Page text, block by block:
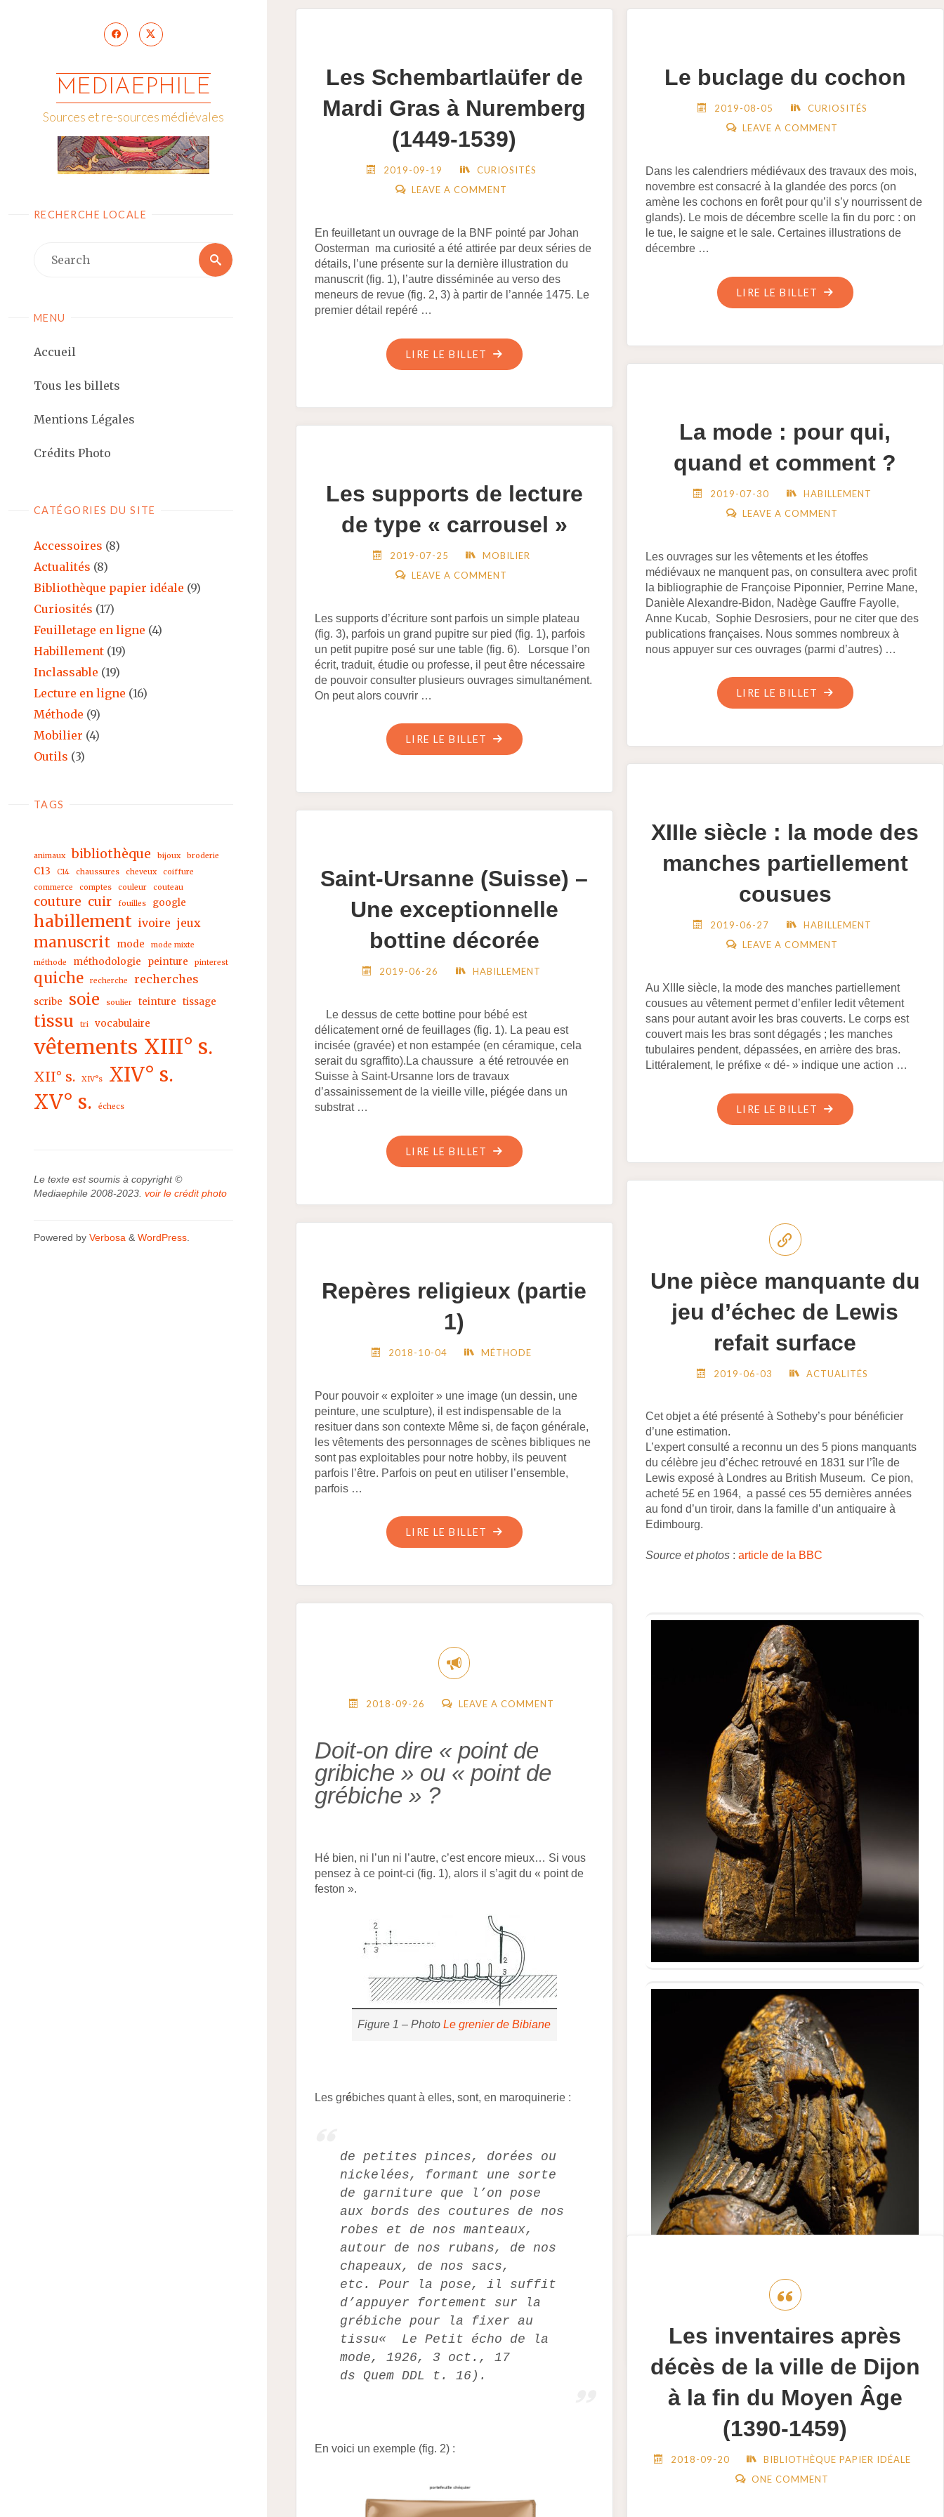
MEDIAEPHILE
Sources et re-sources médiévales
RECHERCHE LOCALE
for:
Search
MENU
Accueil
Tous les billets
Mentions Légales
Crédits Photo
CATÉGORIES DU SITE
Accessoires (8)
Actualités (8)
Bibliothèque papier idéale (9)
Curiosités (17)
Feuilletage en ligne (4)
Habillement (19)
Inclassable (19)
Lecture en ligne (16)
Méthode (9)
Mobilier (4)
Outils (3)
TAGS
animaux bibliothèque bijoux broderie
C13 C14 chaussures cheveux
coiffure
commerce
comptes couleur couteau
couture cuir fouilles google
habillement ivoire jeux
manuscrit mode
mode mixte
méthode
méthodologie peinture pinterest
quiche recherche recherches
scribe soie soulier teinture tissage
tissu tri vocabulaire
vêtements XIII° s.
XII° s. XIV°s
XIV° s.
XV° s.
échecs
Le texte est soumis à copyright ©
Mediaephile 2008-2023. voir le crédit photo
Powered by Verbosa & WordPress
Les Schembartlaüfer de
Mardi Gras à Nuremberg
(1449-1539)
2019-09-19
CURIOSITÉS
LEAVE A COMMENT
En feuilletant un ouvrage de la BNF pointé par Johan
Oosterman ma curiosité a été attirée par deux séries de
détails, l’une présente sur la dernière illustration du
manuscrit (fig. 1), l’autre disséminée au verso des
meneurs de revue (fig. 2, 3) à partir de l’année 1475. Le
premier détail repéré …
LIRE LE BILLET
"LES
SCHEMBARTLAÜFER
(1449-
Le buclage du cochon
2019-08-05
CURIOSITÉS
LEAVE A COMMENT
Dans les calendriers médiévaux des travaux des mois,
novembre est consacré à la glandée des porcs (on
amène les cochons en forêt pour qu’il s’y nourrissent de
glands). Le mois de décembre scelle la fin du porc : on
le tue, le saigne et le sale. Certaines illustrations de
décembre …
LIRE LE BILLET
"LE
BUCLAGE
La mode : pour qui,
quand et comment ?
2019-07-30
HABILLEMENT
LEAVE A COMMENT
Les ouvrages sur les vêtements et les étoffes
médiévaux ne manquent pas, on consultera avec profit
la bibliographie de Françoise Piponnier, Perrine Mane,
Danièle Alexandre-Bidon, Nadège Gauffre Fayolle,
Anne Kucab, Sophie Desrosiers, pour ne citer que des
publications françaises. Nous sommes nombreux à
nous appuyer sur ces ouvrages (parmi d’autres) …
LIRE LE BILLET
"LA
MODE
COMMENT
Les supports de lecture
de type « carrousel »
2019-07-25
MOBILIER
LEAVE A COMMENT
Les supports d’écriture sont parfois un simple plateau
(fig. 3), parfois un grand pupitre sur pied (fig. 1), parfois
un petit pupitre posé sur une table (fig. 6). Lorsque l’on
écrit, traduit, étudie ou professe, il peut être nécessaire
de pouvoir consulter plusieurs ouvrages simultanément.
On peut alors couvrir …
LIRE LE BILLET
"LES
SUPPORTS
XIIIe siècle : la mode des
manches partiellement
cousues
2019-06-27
HABILLEMENT
LEAVE A COMMENT
Au XIIIe siècle, la mode des manches partiellement
cousues au vêtement permet d’enfiler ledit vêtement
sans pour autant avoir les bras couverts. Le corps est
couvert mais les bras sont dégagés ; les manches
tubulaires pendent, dépassées, en arrière des bras.
Littéralement, le préfixe « dé- » indique une action …
LIRE LE BILLET
"XIIIE
SIÈCLE
Saint-Ursanne (Suisse) –
Une exceptionnelle
bottine décorée
2019-06-26 HABILLEMENT
Le dessus de cette bottine pour bébé est
délicatement orné de feuillages (fig. 1). La peau est
incisée (gravée) et non estampée (en céramique, cela
serait du sgraffito).La chaussure a été retrouvée en
Suisse à Saint-Ursanne lors de travaux
d’assainissement de la vieille ville, piégée dans un
substrat …
LIRE LE BILLET
"SAINT-
URSANNE
DÉCORÉE"
Une pièce manquante du
jeu d’échec de Lewis
refait surface
2019-06-03 ACTUALITÉS
Cet objet a été présenté à Sotheby’s pour bénéficier
d’une estimation.
L’expert consulté a reconnu un des 5 pions manquants
du célèbre jeu d’échec retrouvé en 1831 sur l’île de
Lewis exposé à Londres au British Museum. Ce pion,
acheté 5£ en 1964, a passé ces 55 dernières années
au fond d’un tiroir, dans la famille d’un antiquaire à
Edimbourg.
Source et photos :article de la BBC
Repères religieux (partie
1)
2018-10-04 MÉTHODE
Pour pouvoir « exploiter » une image (un dessin, une
peinture, une sculpture), il est indispensable de la
resituer dans son contexte Même si, de façon générale,
les vêtements des personnages de scènes bibliques ne
sont pas exploitables pour notre hobby, ils peuvent
parfois l’être. Parfois on peut en utiliser l’ensemble,
parfois …
LIRE LE BILLET
"REPÈRES
RELIGIEUX
2018-09-26 LEAVE A COMMENT
Doit-on dire « point de
gribiche » ou «point de
grébiche» ?
Hé bien, ni l’un ni l’autre, c’est encore mieux… Si vous
pensez à ce point-ci (fig. 1), alors il s’agit du « point de
feston ».
Figure 1 – PhotoLe grenier de Bibiane
Les grébiches quant à elles, sont, en maroquinerie :
de petites pinces, dorées ou
nickelées, formant une sorte
de garniture que l’on pose
aux bords des coutures de nos
robes et de nos manteaux,
autour de nos rubans, de nos
chapeaux, de nos sacs,
etc. Pour la pose, il suffit
d’appuyer fortement sur la
grébiche pour la fixer au
tissu« Le Petit écho de la
mode, 1926, 3 oct., 17
ds Quem DDL t. 16).
En voici un exemple (fig. 2) :
Les inventaires après
décès de la ville de Dijon
à la fin du Moyen Âge
(1390-1459)
2018-09-20
BIBLIOTHÈQUE PAPIER IDÉALE
ONE COMMENT